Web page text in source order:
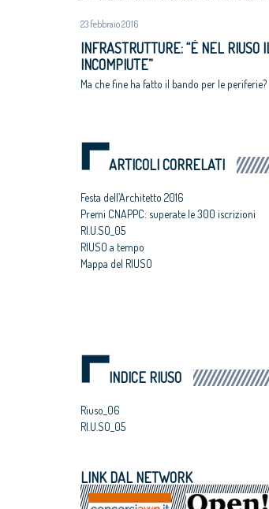
23 febbraio 2016
INFRASTRUTTURE: “È NEL RIUSO
INCOMPIUTE”
Ma che fine ha fatto il bando per le periferie?
ARTICOLI CORRELATI
Festa dell’Architetto 2016
Premi CNAPPC: superate le 300 iscrizioni
RI.U.SO_05
RIUSO a tempo
Mappa del RIUSO
INDICE RIUSO
Riuso_06
RI.U.SO_05
LINK DAL NETWORK